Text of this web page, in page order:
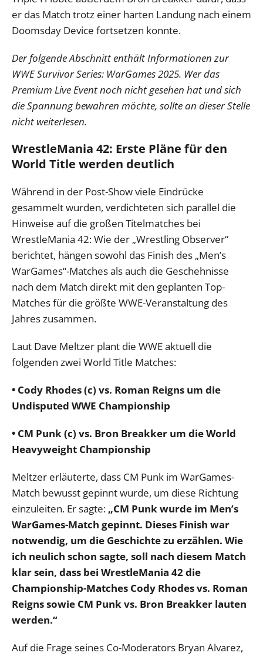
er das Match trotz einer harten Landung nach einem
Doomsday Device fortsetzen konnte.
Der folgende Abschnitt enthält Informationen zur
WWE Survivor Series: WarGames 2025. Wer das
Premium Live Event noch nicht gesehen hat und sich
die Spannung bewahren möchte, sollte an dieser Stelle
nicht weiterlesen.
WrestleMania 42: Erste Pläne für den
World Title werden deutlich
Während in der Post-Show viele Eindrücke
gesammelt wurden, verdichteten sich parallel die
Hinweise auf die großen Titelmatches bei
WrestleMania 42: Wie der „Wrestling Observer“
berichtet, hängen sowohl das Finish des „Men’s
WarGames“-Matches als auch die Geschehnisse
nach dem Match direkt mit den geplanten Top-
Matches für die größte WWE-Veranstaltung des
Jahres zusammen.
Laut Dave Meltzer plant die WWE aktuell die
folgenden zwei World Title Matches:
• Cody Rhodes (c) vs. Roman Reigns um die
Undisputed WWE Championship
• CM Punk (c) vs. Bron Breakker um die World
Heavyweight Championship
Meltzer erläuterte, dass CM Punk im WarGames-
Match bewusst gepinnt wurde, um diese Richtung
einzuleiten. Er sagte: „CM Punk wurde im Men’s
WarGames-Match gepinnt. Dieses Finish war
notwendig, um die Geschichte zu erzählen. Wie
ich neulich schon sagte, soll nach diesem Match
klar sein, dass bei WrestleMania 42 die
Championship-Matches Cody Rhodes vs. Roman
Reigns sowie CM Punk vs. Bron Breakker lauten
werden.“
Auf die Frage seines Co-Moderators Bryan Alvarez,